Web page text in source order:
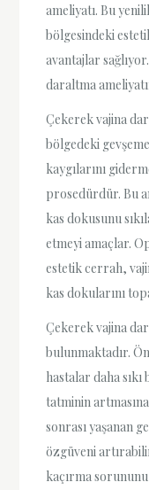
ameliyatı. Bu
bölgesindeki
avantajlar
daraltma
Çekerek vajina
bölgedeki
kaygılarını
prosedürdür. Bu
kas dokusunu
etmeyi amaçlar.
estetik cerrah,
kas dokularını
Çekerek vajina
bulunmaktadır.
hastalar daha
tatminin
sonrası yaşanan
özgüveni
kaçırma